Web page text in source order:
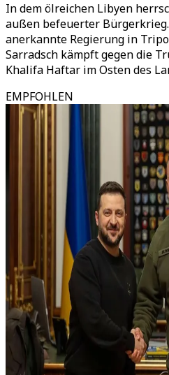
In dem ölreichen Libyen
außen befeuerter
anerkannte Regierung in
Sarradsch kämpft gegen die
Khalifa Haftar im Osten des
EMPFOHLEN